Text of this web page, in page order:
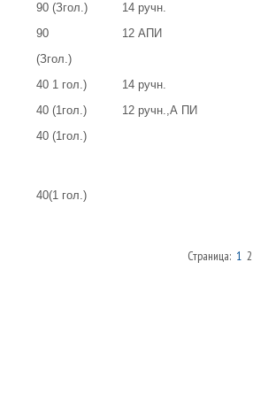
90 (Згол.)
14 ручн.
90
(Згол.)
12 АПИ
40 1 гол.)
14 ручн.
40 (1гол.)
12 ручн.,А ПИ
40 (1гол.)
40(1 гол.)
Страница: 12